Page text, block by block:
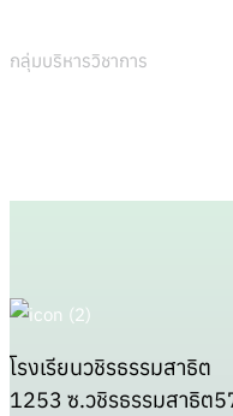
กลุ่มบริหารวิชาการ
โรงเรียนวชิรธรรมสาธิต
1253 ซ.วชิรธรรมสาธิต